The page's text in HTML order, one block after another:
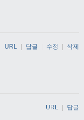
URL 답글 수정 삭제
URL 답글